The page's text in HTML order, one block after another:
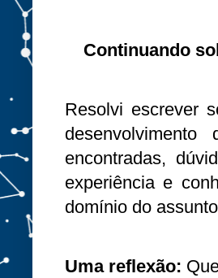
Continuando
Resolvi escrever
encontradas,
experiência e
domínio do
Uma reflexão: